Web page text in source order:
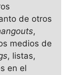
de otros
,
medios de
, listas,
en el